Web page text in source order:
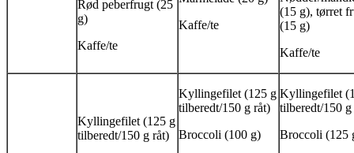
Rød peberfrugt (25
g)
Kaffe/te
Kaffe/te
(15 g), tørret
(15 g)
Kaffe/te
Kyllingefilet (125 g
tilberedt/150 g råt)
Kyllingefilet (125 g
tilberedt/150 g råt)
Broccoli (100 g)
Kyllingefilet
tilberedt/150 g
Broccoli (125